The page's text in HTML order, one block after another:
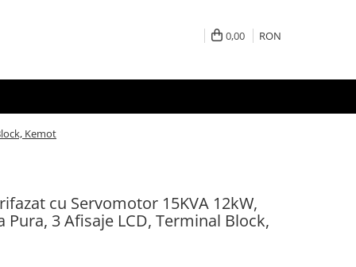
0,00 RON
Kemot
cu Servomotor 15KVA 12kW,
Pura, 3 Afisaje LCD, Terminal Block,